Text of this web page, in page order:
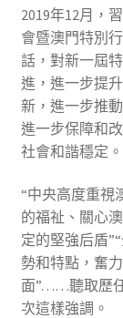
2019年12月，
會暨澳門特別
話，對新一屆
進，進一步提
新，進一步推
進一步保障和
社會和諧穩定。
“中央高度重視
的福祉、關心
定的堅強后盾
勢和特點，奮
面”……聽取歷
次這樣強調。